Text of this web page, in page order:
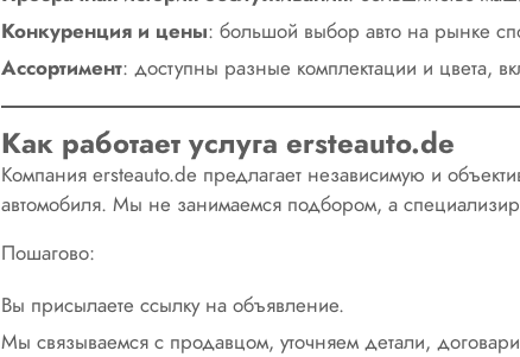
Конкуренция и цены: большой выбор авто на рынке
Ассортимент: доступны разные комплектации и цвета,
Как работает услуга ersteauto.de
Компания ersteauto.de предлагает независимую и
автомобиля. Мы не занимаемся подбором, а
Пошагово:
Вы присылаете ссылку на объявление.
Мы связываемся с продавцом, уточняем детали,